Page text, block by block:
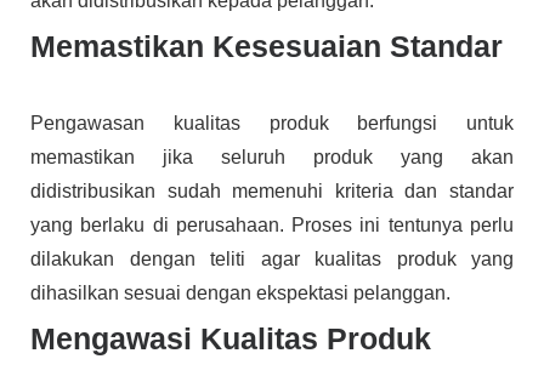
Memastikan Kesesuaian Standar
Pengawasan kualitas produk berfungsi untuk
memastikan jika seluruh produk yang akan
didistribusikan sudah memenuhi kriteria dan standar
yang berlaku di perusahaan. Proses ini tentunya perlu
dilakukan dengan teliti agar kualitas produk yang
dihasilkan sesuai dengan ekspektasi pelanggan.
Mengawasi Kualitas Produk